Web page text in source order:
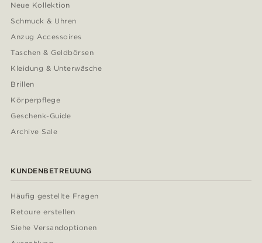
Neue Kollektion
Schmuck & Uhren
Anzug Accessoires
Taschen & Geldbörsen
Kleidung & Unterwäsche
Brillen
Körperpflege
Geschenk-Guide
Archive Sale
KUNDENBETREUUNG
Häufig gestellte Fragen
Retoure erstellen
Siehe Versandoptionen